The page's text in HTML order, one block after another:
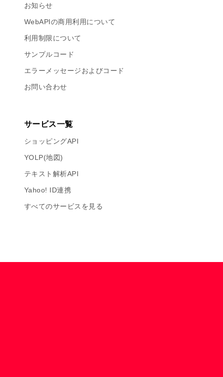
お知らせ
WebAPIの商用利用について
利用制限について
サンプルコード
エラーメッセージおよびコード
お問い合わせ
サービス一覧
ショッピングAPI
YOLP(地図)
テキスト解析API
Yahoo! ID連携
すべてのサービスを見る